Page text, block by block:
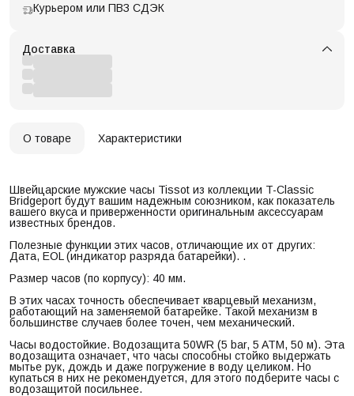
Курьером или ПВЗ СДЭК
Доставка
О товаре Характеристики
Швейцарские мужские часы Tissot из коллекции T-Classic
Bridgeport будут вашим надежным союзником, как показатель
вашего вкуса и приверженности оригинальным аксессуарам
известных брендов.
Полезные функции этих часов, отличающие их от других:
Дата, EOL (индикатор разряда батарейки). .
Размер часов (по корпусу): 40 мм.
В этих часах точность обеспечивает кварцевый механизм,
работающий на заменяемой батарейке. Такой механизм в
большинстве случаев более точен, чем механический.
Часы водостойкие. Водозащита 50WR (5 bar, 5 ATM, 50 м). Эта
водозащита означает, что часы способны стойко выдержать
мытье рук, дождь и даже погружение в воду целиком. Но
купаться в них не рекомендуется, для этого подберите часы с
водозащитой посильнее.